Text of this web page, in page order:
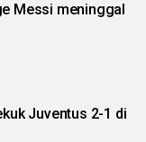
Messi meninggal
Juventus 2-1 di